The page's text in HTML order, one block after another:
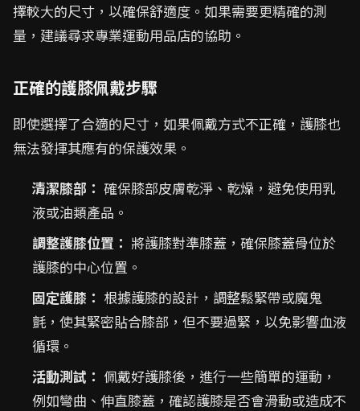
擇較大的尺寸，以確保舒適度。如果需要更精確的測
量，建議尋求專業運動用品店的協助。
正確的護膝佩戴步驟
即使選擇了合適的尺寸，如果佩戴方式不正確，護膝也
無法發揮其應有的保護效果。
清潔膝部： 確保膝部皮膚乾淨、乾燥，避免使用乳
液或油類產品。
調整護膝位置： 將護膝對準膝蓋，確保膝蓋骨位於
護膝的中心位置。
固定護膝： 根據護膝的設計，調整鬆緊帶或魔鬼
氈，使其緊密貼合膝部，但不要過緊，以免影響血液
循環。
活動測試： 佩戴好護膝後，進行一些簡單的運動，
例如彎曲、伸直膝蓋，確認護膝是否會滑動或造成不